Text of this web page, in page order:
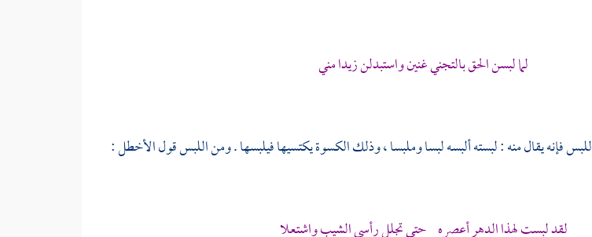
لما لبسن الحق بالتجني غنين واستبدلن زيدا مني
فإنه يقال منه : لبسته ألبسه لبسا وملبسا ، وذلك الكسوة يكتسيها فيلبسها . ومن اللبس قولالأخطل:
لقد لبست لهذا الدهر أعصره حتى تجلل رأسي الشيب واشتعلا